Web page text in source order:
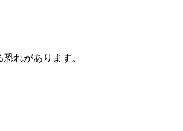
れがあります。